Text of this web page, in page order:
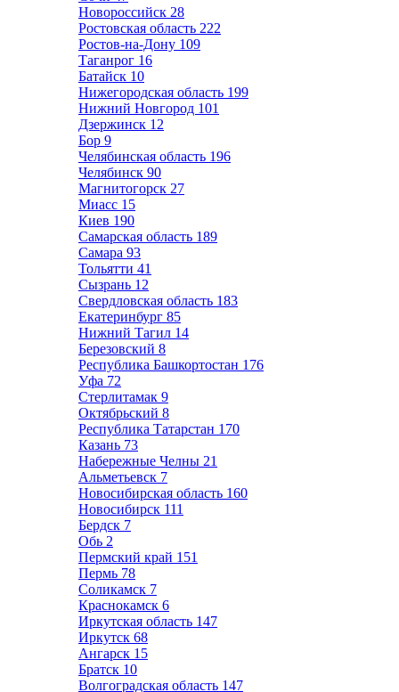
Новороссийск 28
Ростовская область 222
Ростов-на-Дону 109
Таганрог 16
Батайск 10
Нижегородская область 199
Нижний Новгород 101
Дзержинск 12
Бор 9
Челябинская область 196
Челябинск 90
Магнитогорск 27
Миасс 15
Киев 190
Самарская область 189
Самара 93
Тольятти 41
Сызрань 12
Свердловская область 183
Екатеринбург 85
Нижний Тагил 14
Березовский 8
Республика Башкортостан 176
Уфа 72
Стерлитамак 9
Октябрьский 8
Республика Татарстан 170
Казань 73
Набережные Челны 21
Альметьевск 7
Новосибирская область 160
Новосибирск 111
Бердск 7
Обь 2
Пермский край 151
Пермь 78
Соликамск 7
Краснокамск 6
Иркутская область 147
Иркутск 68
Ангарск 15
Братск 10
Волгоградская область 147